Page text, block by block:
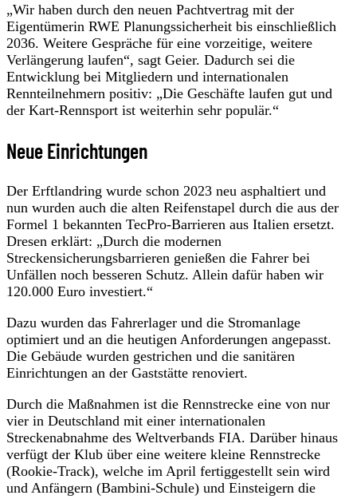
„Wir haben durch den neuen Pachtvertrag mit der
Eigentümerin RWE Planungssicherheit bis einschließlich
2036. Weitere Gespräche für eine vorzeitige, weitere
Verlängerung laufen“, sagt Geier. Dadurch sei die
Entwicklung bei Mitgliedern und internationalen
Rennteilnehmern positiv: „Die Geschäfte laufen gut und
der Kart-Rennsport ist weiterhin sehr populär.“
Neue Einrichtungen
Der Erftlandring wurde schon 2023 neu asphaltiert und
nun wurden auch die alten Reifenstapel durch die aus der
Formel 1 bekannten TecPro-Barrieren aus Italien ersetzt.
Dresen erklärt: „Durch die modernen
Streckensicherungsbarrieren genießen die Fahrer bei
Unfällen noch besseren Schutz. Allein dafür haben wir
120.000 Euro investiert.“
Dazu wurden das Fahrerlager und die Stromanlage
optimiert und an die heutigen Anforderungen angepasst.
Die Gebäude wurden gestrichen und die sanitären
Einrichtungen an der Gaststätte renoviert.
Durch die Maßnahmen ist die Rennstrecke eine von nur
vier in Deutschland mit einer internationalen
Streckenabnahme des Weltverbands FIA. Darüber hinaus
verfügt der Klub über eine weitere kleine Rennstrecke
(Rookie-Track), welche im April fertiggestellt sein wird
und Anfängern (Bambini-Schule) und Einsteigern die